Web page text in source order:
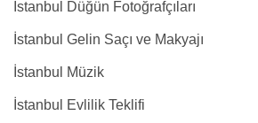
İstanbul Düğün Fotoğrafçıları
İstanbul Gelin Saçı ve Makyajı
İstanbul Müzik
İstanbul Evlilik Teklifi